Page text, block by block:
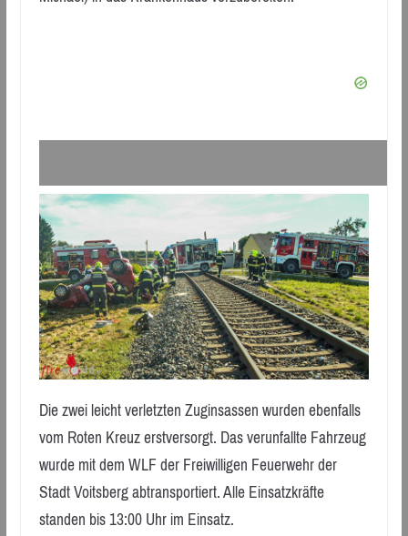
Die zwei leicht verletzten Zuginsassen wurden ebenfalls
vom Roten Kreuz erstversorgt. Das verunfallte Fahrzeug
wurde mit dem WLF der Freiwilligen Feuerwehr der
Stadt Voitsberg abtransportiert. Alle Einsatzkräfte
standen bis 13:00 Uhr im Einsatz.